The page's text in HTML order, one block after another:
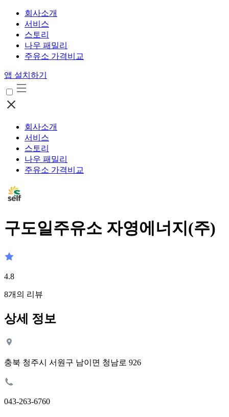
회사소개
서비스
스토리
나우 패밀리
주유소 가격비교
앱 설치하기
회사소개
서비스
스토리
나우 패밀리
주유소 가격비교
구도일주유소 자영에너지(주)
4.8
8개의 리뷰
상세 정보
충북 청주시 서원구 남이면 청남로 926
043-263-6760